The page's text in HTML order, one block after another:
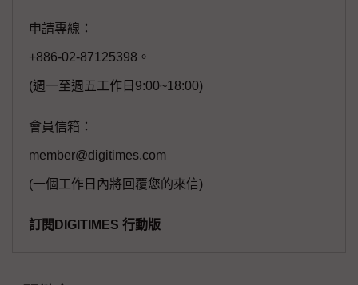
申請專線：
+886-02-87125398。
(週一至週五工作日9:00~18:00)
會員信箱：
member@digitimes.com
(一個工作日內將回覆您的來信)
訂閱DIGITIMES 行動版